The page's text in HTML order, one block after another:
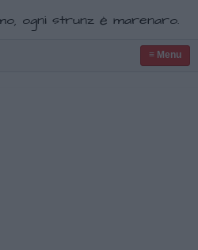
ogni strunz è marenaro.
≡ Menu